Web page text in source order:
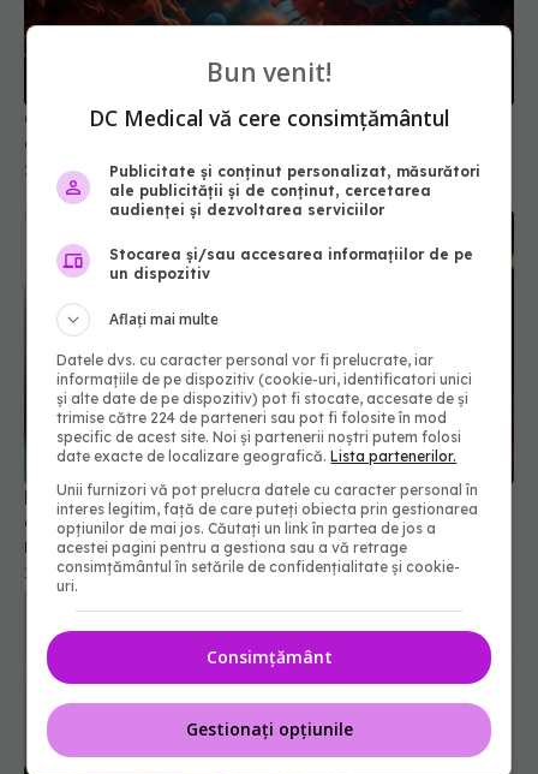
Ce este varianta COVID "Cicada" și de ce se tem
experții
Boala fatală asociată cu COVID. Poate fi
declanșată și de infecțiile ușoare. Cum se
manifestă
13 mai 2024, 08:44
Bun venit!
DC Medical vă cere consimțământul
Publicitate și conținut personalizat, măsurători
ale publicității și de conținut, cercetarea
audienței și dezvoltarea serviciilor
Stocarea și/sau accesarea informațiilor de pe
un dispozitiv
Aflați mai multe
Datele dvs. cu caracter personal vor fi prelucrate, iar
informațiile de pe dispozitiv (cookie-uri, identificatori unici
și alte date de pe dispozitiv) pot fi stocate, accesate de și
trimise către 224 de parteneri sau pot fi folosite în mod
specific de acest site. Noi și partenerii noștri putem folosi
date exacte de localizare geografică.Lista partenerilor.
Unii furnizori vă pot prelucra datele cu caracter personal în
interes legitim, față de care puteți obiecta prin gestionarea
opțiunilor de mai jos. Căutați un link în partea de jos a
acestei pagini pentru a gestiona sau a vă retrage
consimțământul în setările de confidențialitate și cookie-
uri.
Consimțământ
Gestionați opțiunile